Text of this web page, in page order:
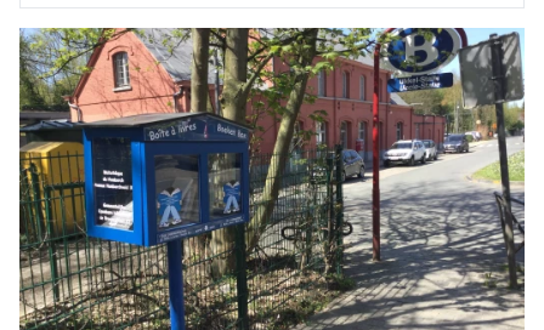
Trouver sa boîte à livres à Bruxelles